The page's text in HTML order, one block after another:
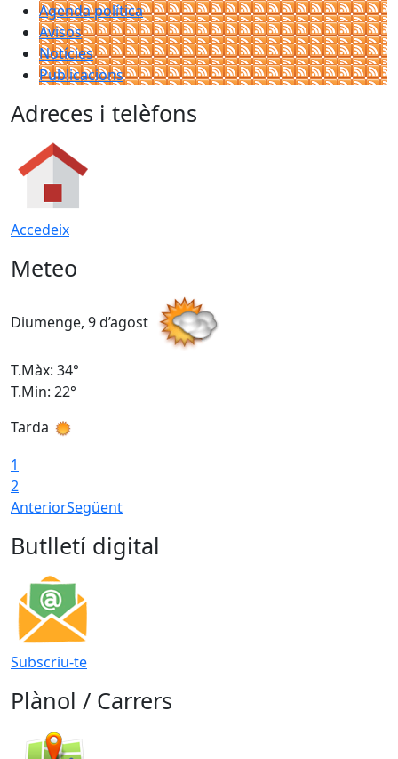
Agenda política
Avisos
Notícies
Publicacions
Adreces i telèfons
Accedeix
Meteo
Diumenge, 9 d’agost
T.Màx: 34°
T.Min: 22°
Tarda
1
2
AnteriorSegüent
Butlletí digital
Subscriu-te
Plànol / Carrers